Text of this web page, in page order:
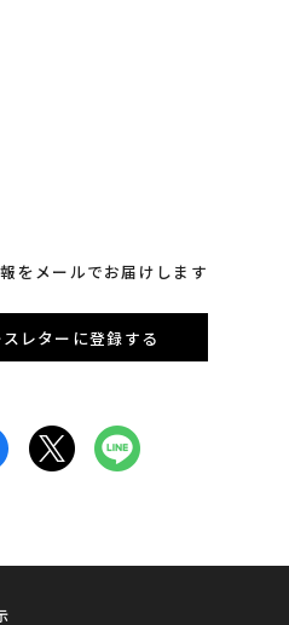
をメールでお届けします
レターに登録する